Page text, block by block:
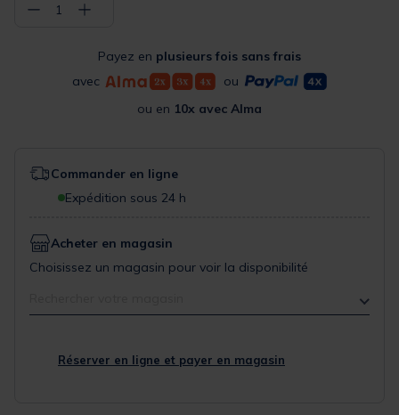
− 1 +
Payez en plusieurs fois sans frais
avec
ou
ou en 10x avec Alma
Commander en ligne
Expédition sous 24 h
Acheter en magasin
Choisissez un magasin pour voir la disponibilité
Réserver en ligne et payer en magasin